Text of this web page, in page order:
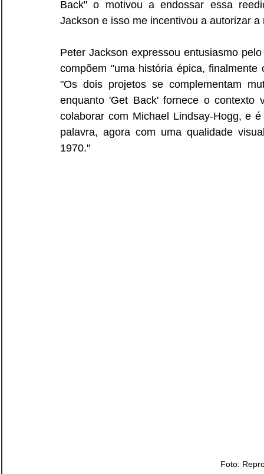
Back" o motivou a endossar essa
Jackson e isso me incentivou a autorizar
Peter Jackson expressou entusiasmo
compõem "uma história épica,
"Os dois projetos se complementam
enquanto 'Get Back' fornece o
colaborar com Michael Lindsay-Hogg, e
palavra, agora com uma qualidade
1970."
Foto: